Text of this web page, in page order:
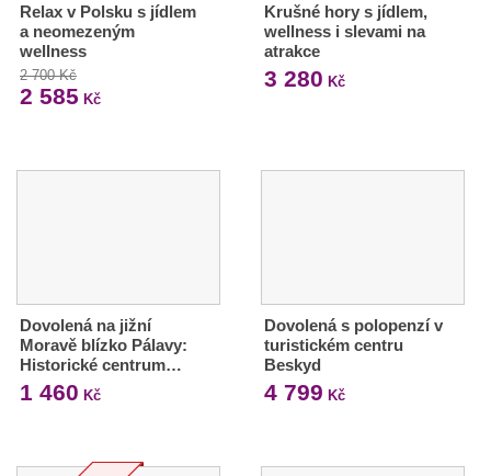
Relax v Polsku s jídlem
a neomezeným
wellness
2 700 Kč
2 585 Kč
Krušné hory s jídlem,
wellness i slevami na
atrakce
3 280 Kč
Dovolená na jižní
Moravě blízko Pálavy:
Historické centrum…
1 460 Kč
Dovolená s polopenzí v
turistickém centru
Beskyd
4 799 Kč